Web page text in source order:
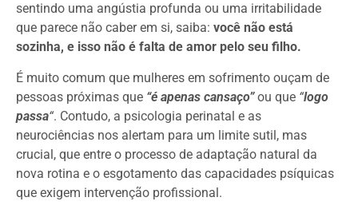
sentindo uma angústia profunda ou uma irritabilidade
que parece não caber em si, saiba: você não está
sozinha, e isso não é falta de amor pelo seu filho.
É muito comum que mulheres em sofrimento ouçam de
pessoas próximas que “é apenas cansaço”ou que “logo
passa“. Contudo, a psicologia perinatal e as
neurociências nos alertam para um limite sutil, mas
crucial, que entre o processo de adaptação natural da
nova rotina e o esgotamento das capacidades psíquicas
que exigem intervenção profissional.